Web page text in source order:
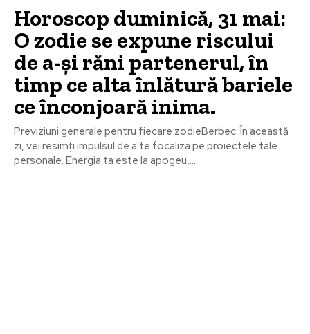
Horoscop duminică, 31 mai:
O zodie se expune riscului
de a-și răni partenerul, în
timp ce alta înlătură bariele
ce înconjoară inima.
Previziuni generale pentru fiecare zodieBerbec: În această
zi, vei resimți impulsul de a te focaliza pe proiectele tale
personale. Energia ta este la apogeu,...